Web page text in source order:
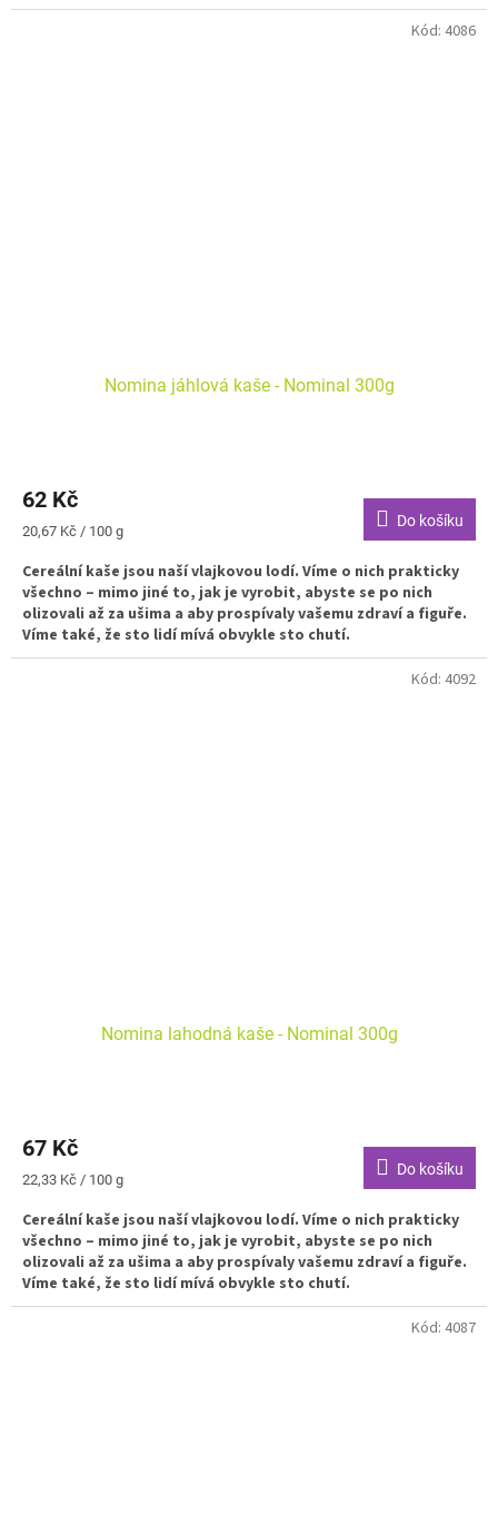
Nomina jáhlová kaše - Nominal 300g
62 Kč
Měrná
20,67 Kč / 100 g
Do košíku
Cereální kaše jsou naší vlajkovou lodí. Víme o nich prakticky
všechno – mimo jiné to, jak je vyrobit, abyste se po nich
olizovali až za ušima a aby prospívaly vašemu zdraví a figuře.
Víme také, že sto lidí mívá obvykle sto chutí.
Kód: 4086
Nomina lahodná kaše - Nominal 300g
67 Kč
Měrná
22,33 Kč / 100 g
Do košíku
Cereální kaše jsou naší vlajkovou lodí. Víme o nich prakticky
všechno – mimo jiné to, jak je vyrobit, abyste se po nich
olizovali až za ušima a aby prospívaly vašemu zdraví a figuře.
Víme také, že sto lidí mívá obvykle sto chutí.
Kód: 4092
Kód: 4087